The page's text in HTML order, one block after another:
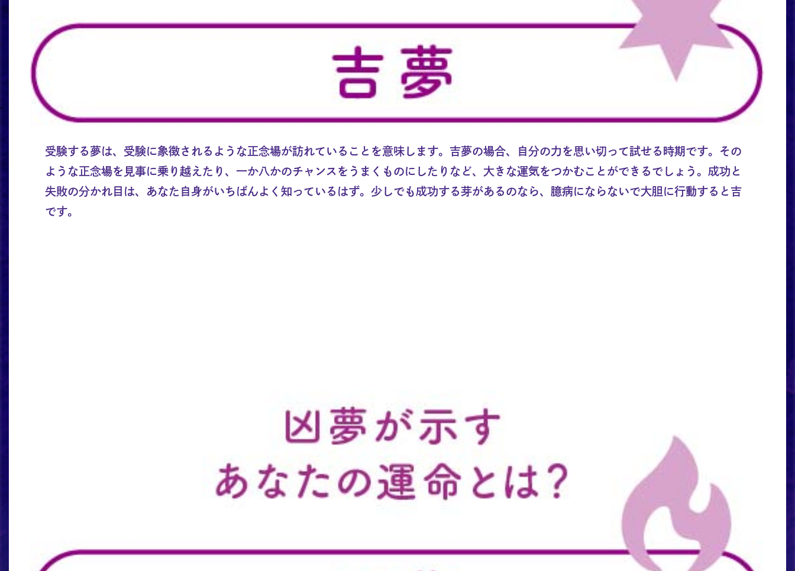
受験する夢は、受験に象徴されるような正念場が訪れていることを意味します。吉夢の場合、自分の力を思い切って試せる時期です。その
ような正念場を見事に乗り越えたり、一か八かのチャンスをうまくものにしたりなど、大きな運気をつかむことができるでしょう。成功と
失敗の分かれ目は、あなた自身がいちばんよく知っているはず。少しでも成功する芽があるのなら、臆病にならないで大胆に行動すると吉
です。